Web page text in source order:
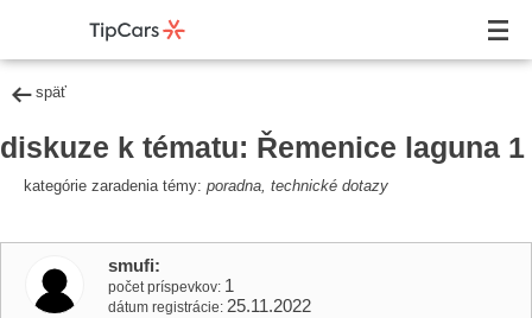
späť
diskuze k tématu: Řemenice laguna 1
kategórie zaradenia témy: poradna, technické dotazy
smufi
počet príspevkov 1
dátum registrácie 25.11.2022